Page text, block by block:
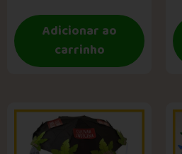
Adicionar ao
carrinho